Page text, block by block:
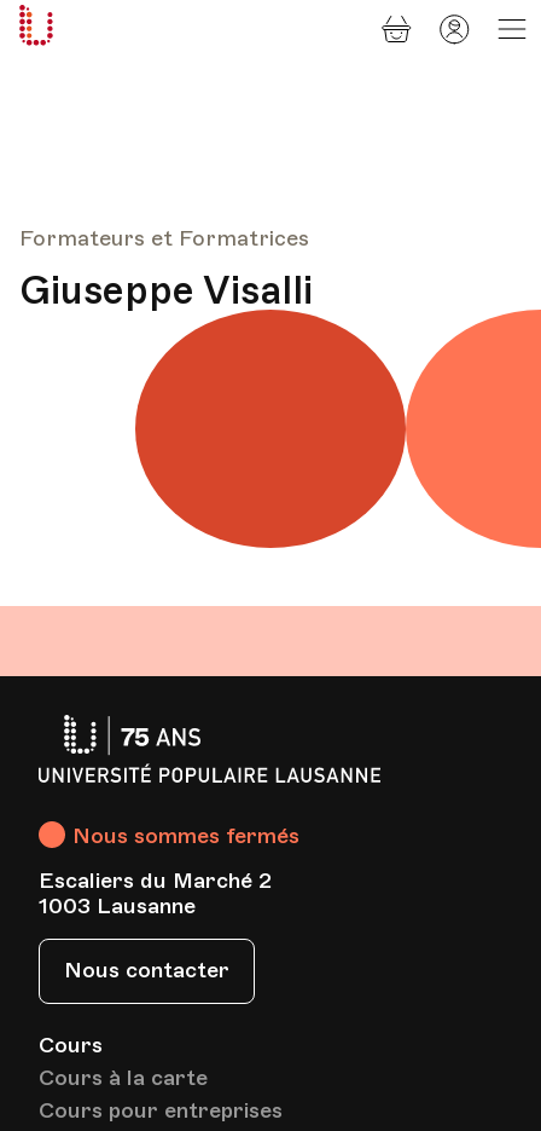
Formateurs et Formatrices
Giuseppe Visalli
Cours
Cours à la carte
Cours pour entreprises
Nous sommes fermés
Escaliers du Marché 2
1003 Lausanne
Nous contacter
Panier
Mon